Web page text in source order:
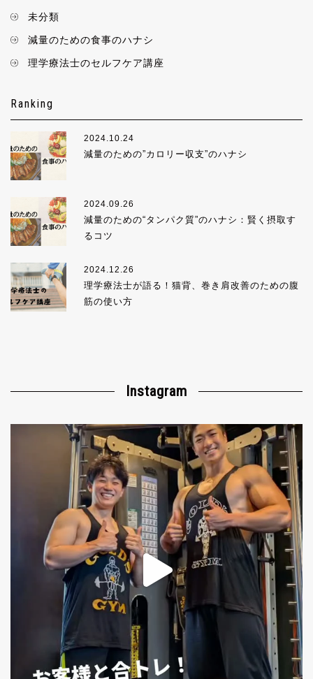
未分類
減量のための食事のハナシ
理学療法士のセルフケア講座
Ranking
2024.10.24
減量のための”カロリー収支”のハナシ
2024.09.26
減量のための“タンパク質”のハナシ：賢く摂取す
るコツ
2024.12.26
理学療法士が語る！猫背、巻き肩改善のための腹
筋の使い方
Instagram